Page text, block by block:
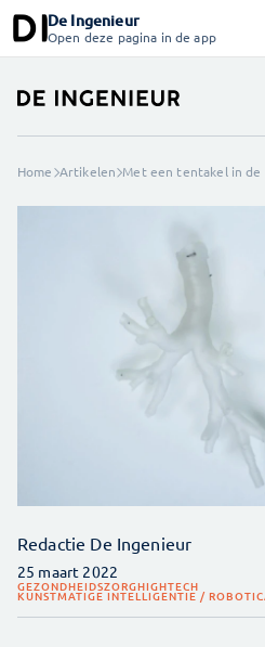
De Ingenieur
Open deze pagina in de app
Home Artikelen Met een tentakel in de
Redactie De Ingenieur
25 maart 2022
GEZONDHEIDSZORGHIGHTECH
KUNSTMATIGE INTELLIGENTIE /